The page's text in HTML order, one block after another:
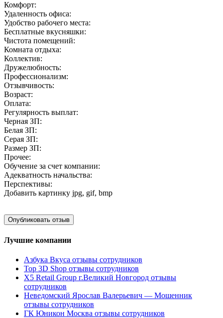
Комфорт:
Удаленность офиса:
Удобство рабочего места:
Бесплатные вкусняшки:
Чистота помещений:
Комната отдыха:
Коллектив:
Дружелюбность:
Профессионализм:
Отзывчивость:
Возраст:
Оплата:
Регулярность выплат:
Черная ЗП:
Белая ЗП:
Серая ЗП:
Размер ЗП:
Прочее:
Обучение за счет компании:
Адекватность начальства:
Перспективы:
Добавить картинку jpg, gif, bmp
Лучшие компании
Азбука Вкуса отзывы сотрудников
Top 3D Shop отзывы сотрудников
X5 Retail Group г.Великий Новгород отзывы
сотрудников
Неведомский Ярослав Валерьевич — Мошенник
отзывы сотрудников
ГК Юникон Москва отзывы сотрудников